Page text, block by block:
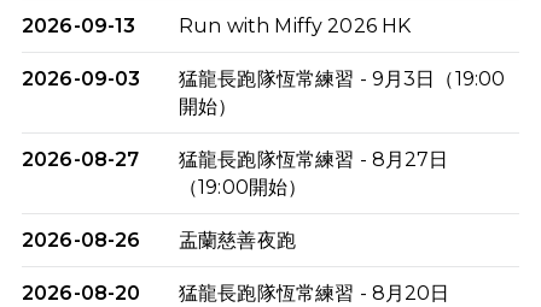
2026-09-13 Run with Miffy 2026 HK
2026-09-03
猛龍長跑隊恆常練習 - 9月3日（19:00
開始）
2026-08-27
猛龍長跑隊恆常練習 - 8月27日
（19:00開始）
2026-08-26 盂蘭慈善夜跑
2026-08-20
猛龍長跑隊恆常練習 - 8月20日